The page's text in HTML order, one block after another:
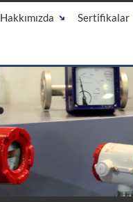
Hakkımızda Sertifikalar